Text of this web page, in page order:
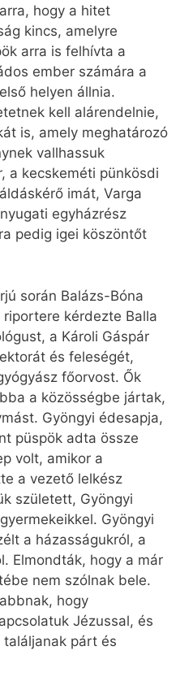
hogy a hitet
kincs, amelyre
arra is felhívta a
ember számára a
helyen állnia.
kell alárendelnie,
is, amely meghatározó
vallhassuk
a kecskeméti pünkösdi
imát, Varga
egyházrész
pedig igei köszöntőt
során Balázs-Bóna
kérdezte Balla
a Károli Gáspár
és feleségét,
főorvost. Ők
a közösségbe jártak,
Gyöngyi édesapja,
püspök adta össze
volt, amikor a
a vezető lelkész
született, Gyöngyi
Gyöngyi
a házasságukról, a
Elmondták, hogy a már
nem szólnak bele.
hogy
Jézussal, és
párt és